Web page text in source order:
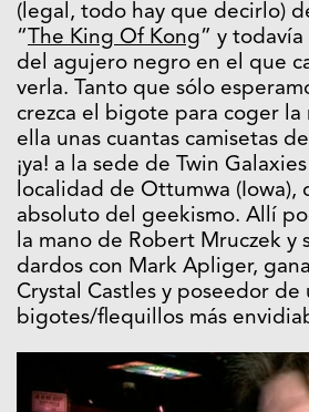
(legal, todo hay que decirlo)
“
The King Of Kong” y
del agujero negro en el que
verla. Tanto que sólo
crezca el bigote para coger la
ella unas cuantas camisetas
¡ya! a la sede de Twin
localidad de Ottumwa (Iowa),
absoluto del geekismo. Allí
la mano de Robert Mruczek y
dardos con Mark Apliger,
Crystal Castles y poseedor de
bigotes/flequillos más